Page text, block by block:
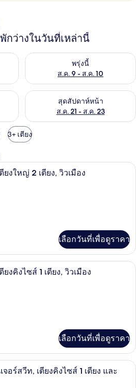
กว่างในวันที่เหล่านี้
นคืนนี้ ส.ค. 8 - ส.ค. 9พรุ่งนี้
ส.ค. 9 - ส.ค. 10
ตรวจสอบจำนวนห้องพักว่างใน
นสุดสัปดาห์นี้ ส.ค. 14 - ส.ค. 16
สุดสัปดาห์หน้า
ส.ค. 21 - ส.ค. 23
ตรวจสอบจำนวนห้องพักว่างใน
3+ เตียง
Fairmont Gold, ห้องพัก, เตียงใหญ่ 2
งใหญ่ 2 เตียง, วิวเมือง
เลือกวันที่เพื่อดูราคา
Fairmont Gold, ห้องพัก, เตียงคิงไซส์
งคิงไซส์ 1 เตียง, วิวเมือง
เลือกวันที่เพื่อดูราคา
ตู้นิรภัยในห้องพัก, โต๊ะทำงาน, พื้นที่ท
อร์สวีท, เตียงคิงไซส์ 1 เตียง และ